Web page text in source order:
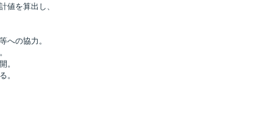
値を算出し、
への協力。
。
。